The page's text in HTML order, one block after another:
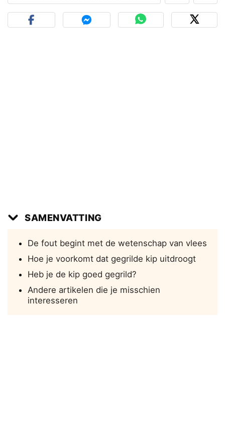
SAMENVATTING
De fout begint met de wetenschap van vlees
Hoe je voorkomt dat gegrilde kip uitdroogt
Heb je de kip goed gegrild?
Andere artikelen die je misschien
interesseren